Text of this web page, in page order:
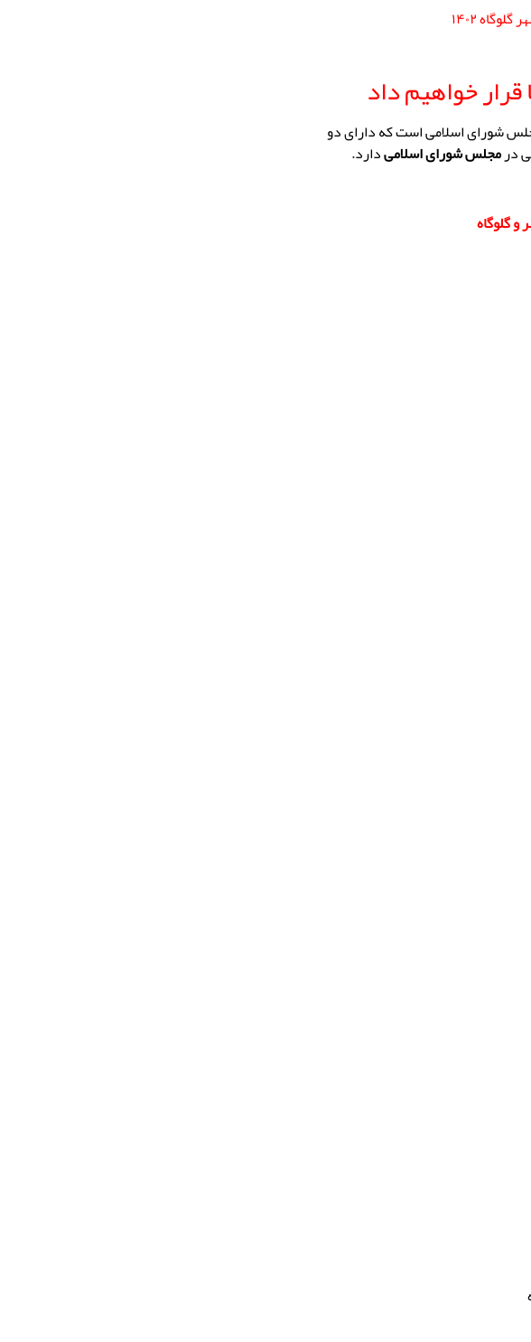
۱۴۰۲
قرار خواهیم داد
شورای اسلامی است که دارای دو
درمجلس شورای اسلامیدارد.
و گلوگاه